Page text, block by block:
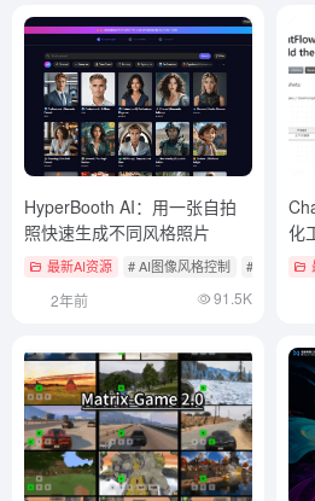
HyperBooth AI：用一张自拍
照快速生成不同风格照片
最新AI资源 # AI图像风格控制 # AI换脸与
2年前 91.5K
化